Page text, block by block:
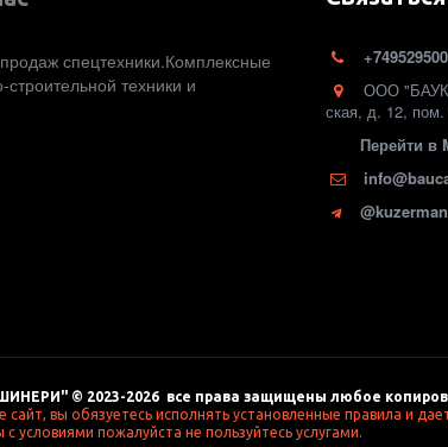
спецтехники.Комплексные
строительной техники и
ООО
ская, д. 12,
Перейти в
@kuzerman
© 2023-2026  все права защищены любое
сайт, вы обязуетесь исполнять установленные правила и
с условиями пожалуйста не пользуйтесь услугами.